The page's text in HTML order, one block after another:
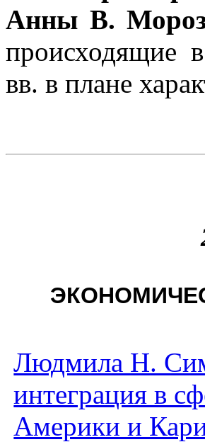
Анны В.
происходящие
вв. в плане
Людмила Н.
интеграция в
Америки и